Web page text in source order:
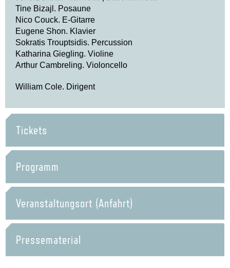
Tine Bizajl. Posaune
Nico Couck. E-Gitarre
Eugene Shon. Klavier
Sokratis Trouptsidis. Percussion
Katharina Giegling. Violine
Arthur Cambreling. Violoncello
William Cole. Dirigent
Tickets
Programm
Veranstaltungsort (Anfahrt)
Pressematerial